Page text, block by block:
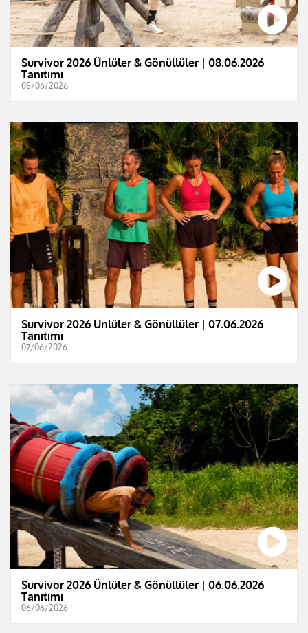
Survivor 2026 Ünlüler & Gönüllüler | 08.06.2026
Tanıtımı
08/06/2026
Survivor 2026 Ünlüler & Gönüllüler | 07.06.2026
Tanıtımı
07/06/2026
Survivor 2026 Ünlüler & Gönüllüler | 06.06.2026
Tanıtımı
06/06/2026